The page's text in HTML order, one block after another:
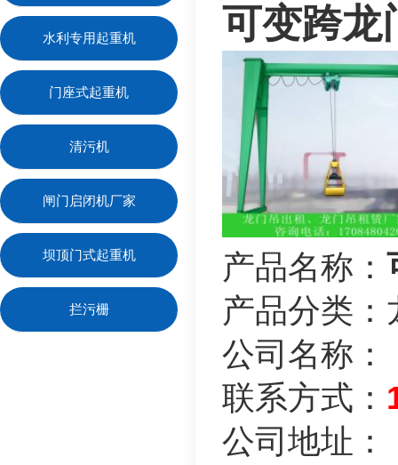
水利专用起重机
门座式起重机
清污机
闸门启闭机厂家
坝顶门式起重机
拦污栅
可变跨龙
产品名称：
产品分类：
公司名称：
联系方式：
公司地址：